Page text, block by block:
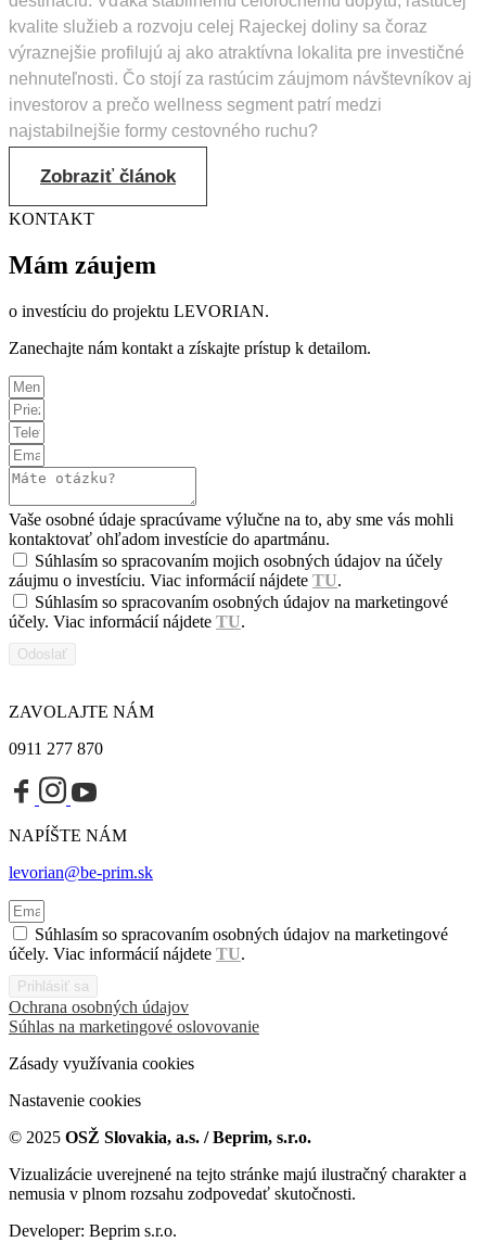
kvalite služieb a rozvoju celej Rajeckej doliny sa čoraz
výraznejšie profilujú aj ako atraktívna lokalita pre investičné
nehnuteľnosti. Čo stojí za rastúcim záujmom návštevníkov aj
investorov a prečo wellness segment patrí medzi
najstabilnejšie formy cestovného ruchu?
Zobraziť článok
KONTAKT
Mám záujem
o investíciu do projektu LEVORIAN.
Zanechajte nám kontakt a získajte prístup k detailom.
Vaše osobné údaje spracúvame výlučne na to, aby sme vás mohli
kontaktovať ohľadom investície do apartmánu.
Súhlasím so spracovaním mojich osobných údajov na účely
záujmu o investíciu. Viac informácií nájdete TU.
Súhlasím so spracovaním osobných údajov na marketingové
účely. Viac informácií nájdete TU.
Odoslať
ZAVOLAJTE NÁM
0911 277 870
NAPÍŠTE NÁM
levorian@be-prim.sk
Súhlasím so spracovaním osobných údajov na marketingové
účely. Viac informácií nájdete TU.
Prihlásiť sa
Ochrana osobných údajov
Súhlas na marketingové oslovovanie
Zásady využívania cookies
Nastavenie cookies
© 2025 OSŽ Slovakia, a.s. / Beprim, s.r.o.
Vizualizácie uverejnené na tejto stránke majú ilustračný charakter a
nemusia v plnom rozsahu zodpovedať skutočnosti.
Developer: Beprim s.r.o.